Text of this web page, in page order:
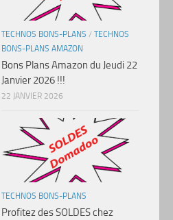
TECHNOS BONS-PLANS / TECHNOS
BONS-PLANS AMAZON
Bons Plans Amazon du Jeudi 22
Janvier 2026 !!!
22 JANVIER 2026
TECHNOS BONS-PLANS
Profitez des SOLDES chez